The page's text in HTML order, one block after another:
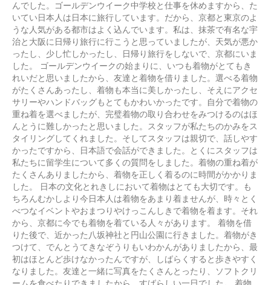
んでした。ゴールデンウイーク中学校と仕事を休めますから、た
いてい日本人は日本に旅行しています。だから、京都と東京のよ
うな人気がある都市はよく込んでいます。私は、抹茶で有名な宇
治と大阪に日帰り旅行に行こうと思っていましたが、天気が悪か
ったし、少し忙しかったし、日帰り旅行をしないで、京都にいま
した。 ゴールデンウイークの始まりに、いつも着物がとてもき
れいだと思いましたから、友達と着物を借りました。選べる着物
がたくさんあったし、着物も本当に美しかったし、そえにアクセ
サリーやハンドバッグもとてもかわいかったです。自分で着物の
重ね着を選べましたが、完璧着物の取り合わせをみつけるのはほ
んとうに難しかったと思いました。スタッフが私たちのかみをス
タイリングしてくれました。そしてスタッフは親切で、話しやす
かったですから、日本語で会話ができました。とくにスタッフは
私たちに留学生について多くの質問をしました。着物の重ね着が
たくさんありましたから、着物を正しく着るのに時間がかかりま
した。 日本の文化とれきしにおいて着物はとても大切です。も
ちろんむかしより今日本人は着物をあまり着ませんが、時々とく
べつなイベントやおまつりやけっこんしきで着物を着ます。それ
から、京都に今でも着物を着ている人々があります。 着物を借
りた後で、近かった八坂神社と円山公園に行きました。着物がき
つけて、でんとうてきなぞうりもいわかんがありましたから、最
初はほとんど歩けなかったんですが、しばらくすると歩きやすく
なりました。友達と一緒に写真をたくさんとったり、ソフトクリ